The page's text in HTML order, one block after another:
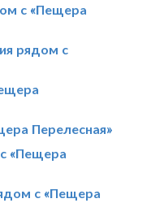
с «Пещера
рядом с
Перелесная»
«Пещера
с «Пещера